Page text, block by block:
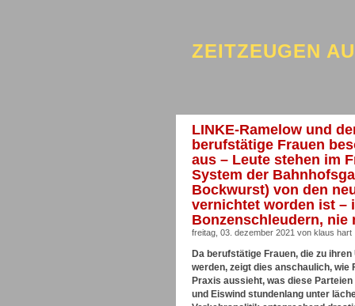
ZEITZEUGEN
LINKE-Ramelow und
berufstätige Frauen
aus – Leute stehen im
System der
Bockwurst) von den
vernichtet worden ist –
Bonzenschleudern,
freitag, 03. dezember 2021 von klaus hart
Da berufstätige Frauen, die zu
werden, zeigt dies anschaulich, wie
Praxis aussieht, was diese
und Eiswind stundenlang unter